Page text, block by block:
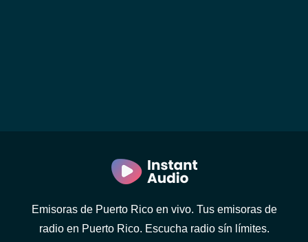
Emisoras de Puerto Rico en vivo. Tus emisoras de
radio en Puerto Rico. Escucha radio sín límites.